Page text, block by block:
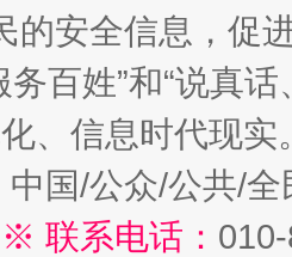
词
的安全信息，促
务百姓”和“说真
、信息时代现实
中国/公众/公共/
※ 联系电话：